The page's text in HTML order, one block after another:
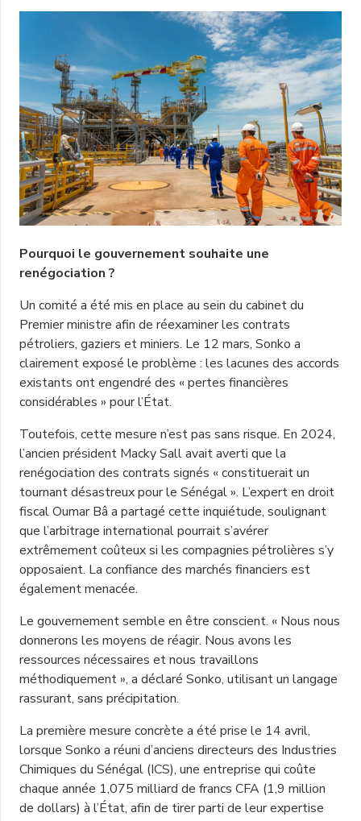
Pourquoi le gouvernement souhaite une
renégociation ?
Un comité a été mis en place au sein du cabinet du
Premier ministre afin de réexaminer les contrats
pétroliers, gaziers et miniers. Le 12 mars, Sonko a
clairement exposé le problème : les lacunes des accords
existants ont engendré des « pertes financières
considérables » pour l’État.
Toutefois, cette mesure n’est pas sans risque. En 2024,
l’ancien président Macky Sall avait averti que la
renégociation des contrats signés « constituerait un
tournant désastreux pour le Sénégal ». L’expert en droit
fiscal Oumar Bâ a partagé cette inquiétude, soulignant
que l’arbitrage international pourrait s’avérer
extrêmement coûteux si les compagnies pétrolières s’y
opposaient. La confiance des marchés financiers est
également menacée.
Le gouvernement semble en être conscient. « Nous nous
donnerons les moyens de réagir. Nous avons les
ressources nécessaires et nous travaillons
méthodiquement », a déclaré Sonko, utilisant un langage
rassurant, sans précipitation.
La première mesure concrète a été prise le 14 avril,
lorsque Sonko a réuni d’anciens directeurs des Industries
Chimiques du Sénégal (ICS), une entreprise qui coûte
chaque année 1,075 milliard de francs CFA (1,9 million
de dollars) à l’État, afin de tirer parti de leur expertise